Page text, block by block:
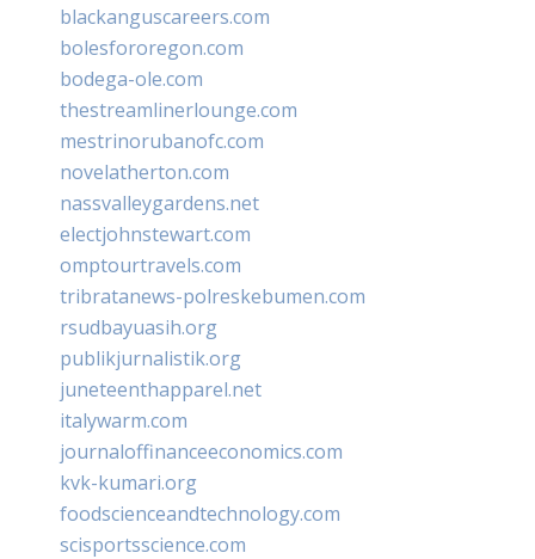
blackanguscareers.com
bolesfororegon.com
bodega-ole.com
thestreamlinerlounge.com
mestrinorubanofc.com
novelatherton.com
nassvalleygardens.net
electjohnstewart.com
omptourtravels.com
tribratanews-polreskebumen.com
rsudbayuasih.org
publikjurnalistik.org
juneteenthapparel.net
italywarm.com
journaloffinanceeconomics.com
kvk-kumari.org
foodscienceandtechnology.com
scisportsscience.com